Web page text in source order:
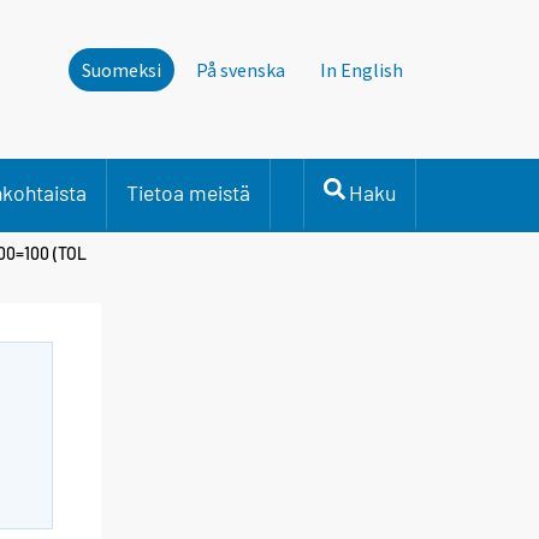
Suomeksi På svenska In English
Tietoa meistä Haku
(TOL